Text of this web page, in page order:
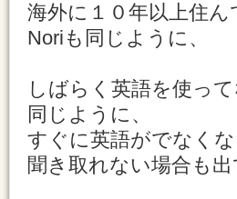
海外に１０年以上住ん
Noriも同じように、
しばらく英語を使って
同じように、
すぐに英語がでなくな
聞き取れない場合も出